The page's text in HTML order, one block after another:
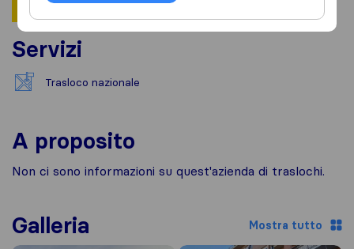
Servizi
Trasloco nazionale
A proposito
Non ci sono informazioni su quest'azienda di traslochi.
Galleria Mostra tutto